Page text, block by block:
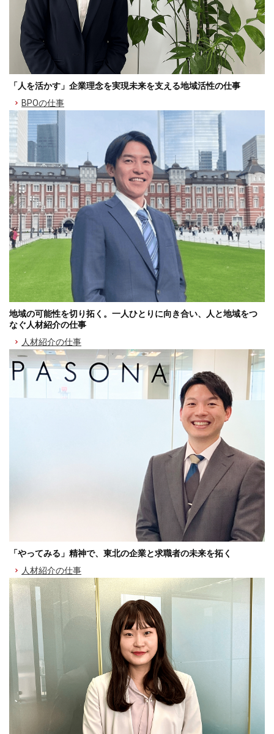
「人を活かす」企業理念を実現未来を支える地域活性の仕事
BPOの仕事
地域の可能性を切り拓く。一人ひとりに向き合い、人と地域をつ
なぐ人材紹介の仕事
人材紹介の仕事
「やってみる」精神で、東北の企業と求職者の未来を拓く
人材紹介の仕事